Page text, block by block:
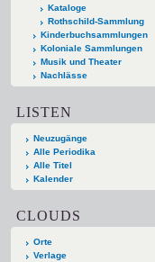
Kataloge
Rothschild-Sammlung
Kinderbuchsammlungen
Koloniale Sammlungen
Musik und Theater
Nachlässe
LISTEN
Neuzugänge
Alle Periodika
Alle Titel
Kalender
CLOUDS
Orte
Verlage